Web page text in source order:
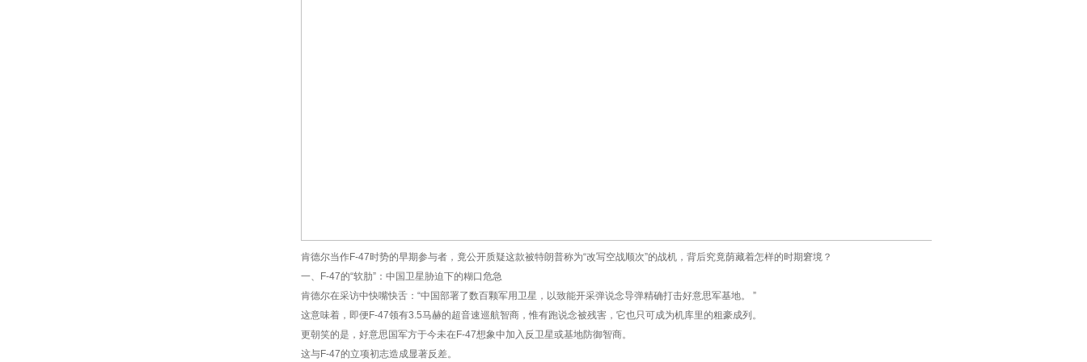
肯德尔当作F-47时势的早期参与者，竟公开质疑这款被特朗普称为“改写空战顺次”的战机，背后究竟荫藏着怎样的时期窘境？
一、F-47的“软肋”：中国卫星胁迫下的糊口危急
肯德尔在采访中快嘴快舌：“中国部署了数百颗军用卫星，以致能开采弹说念导弹精确打击好意思军基地。 ”
这意味着，即便F-47领有3.5马赫的超音速巡航智商，惟有跑说念被残害，它也只可成为机库里的粗豪成列。
更朝笑的是，好意思国军方于今未在F-47想象中加入反卫星或基地防御智商。
这与F-47的立项初志造成显著反差。